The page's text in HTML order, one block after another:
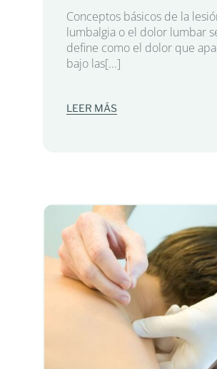
Conceptos básicos de la
lumbalgia o el dolor lumbar
define como el dolor que
bajo las[...]
LEER MÁS